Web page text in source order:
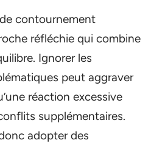
contournement
réfléchie qui combine
Ignorer les
peut aggraver
réaction excessive
supplémentaires.
adopter des